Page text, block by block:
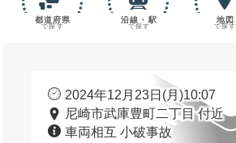
都道府県
で探す
沿線・駅
で探す
地図
で探す
2024年12月23日(月)10:07
尼崎市武庫豊町二丁目 付近
車両相互 小破事故